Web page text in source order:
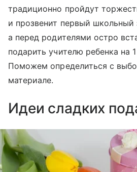
традиционно пройдут
и прозвенит первый школьный
а перед родителями остро
подарить учителю ребенка на
Поможем определиться с
материале.
Идеи сладких